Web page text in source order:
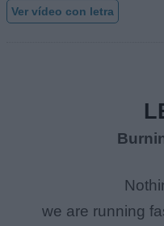
Ver vídeo con letra
we are running